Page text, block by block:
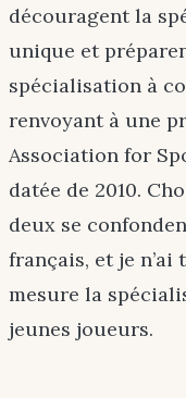
découragent la
unique et
spécialisation à
renvoyant à une
Association for
datée de 2010.
deux se
français, et je
mesure la
jeunes joueurs.